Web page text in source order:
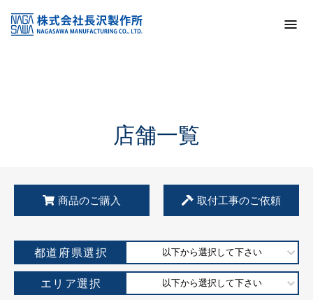
KSS加盟店・取扱店情報
店舗一覧
店舗一覧
商品のご購入 取付工事のご依頼
都道府県選択 以下から選択して下さい
エリア選択 以下から選択して下さい